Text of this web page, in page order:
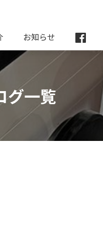
お知らせ
グ一覧